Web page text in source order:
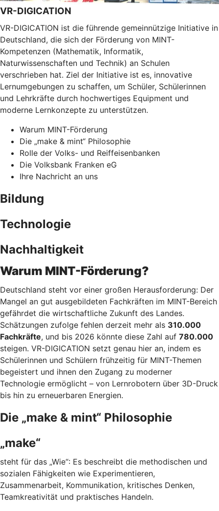
VR-DIGICATION
VR-DIGICATION ist die führende gemeinnützige Initiative in
Deutschland, die sich der Förderung von MINT-
Kompetenzen (Mathematik, Informatik,
Naturwissenschaften und Technik) an Schulen
verschrieben hat. Ziel der Initiative ist es, innovative
Lernumgebungen zu schaffen, um Schüler, Schülerinnen
und Lehrkräfte durch hochwertiges Equipment und
moderne Lernkonzepte zu unterstützen.
Warum MINT-Förderung
Die „make & mint“ Philosophie
Rolle der Volks- und Reiffeisenbanken
Die Volksbank Franken eG
Ihre Nachricht an uns
Bildung
Technologie
Nachhaltigkeit
Warum MINT-Förderung?
Deutschland steht vor einer großen Herausforderung: Der
Mangel an gut ausgebildeten Fachkräften im MINT-Bereich
gefährdet die wirtschaftliche Zukunft des Landes.
Schätzungen zufolge fehlen derzeit mehr als 310.000
Fachkräfte, und bis 2026 könnte diese Zahl auf 780.000
steigen. VR-DIGICATION setzt genau hier an, indem es
Schülerinnen und Schülern frühzeitig für MINT-Themen
begeistert und ihnen den Zugang zu moderner
Technologie ermöglicht – von Lernrobotern über 3D-Druck
bis hin zu erneuerbaren Energien.
Die „make & mint“ Philosophie
„make“
steht für das „Wie“: Es beschreibt die methodischen und
sozialen Fähigkeiten wie Experimentieren,
Zusammenarbeit, Kommunikation, kritisches Denken,
Teamkreativität und praktisches Handeln.